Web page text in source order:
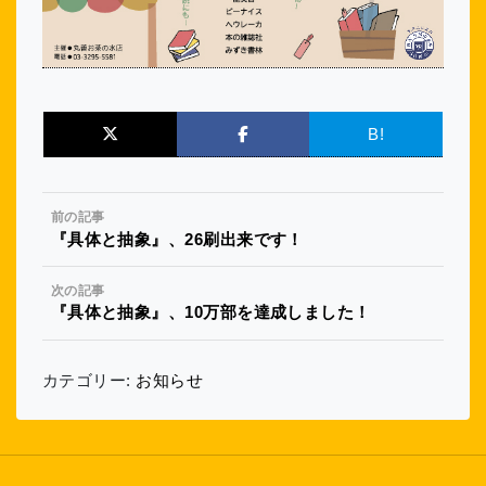
B!
前の記事
『具体と抽象』、26刷出来です！
次の記事
『具体と抽象』、10万部を達成しました！
カテゴリー: お知らせ